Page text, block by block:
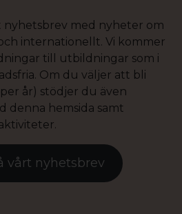
nyhetsbrev med nyheter om
internationellt. Vi kommer
till utbildningar som i
Om du väljer att bli
år) stödjer du även
denna hemsida samt
vårt nyhetsbrev